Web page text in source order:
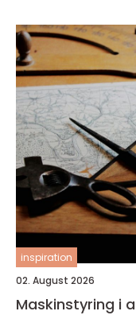
inspiration
02. August 2026
Maskinstyring i